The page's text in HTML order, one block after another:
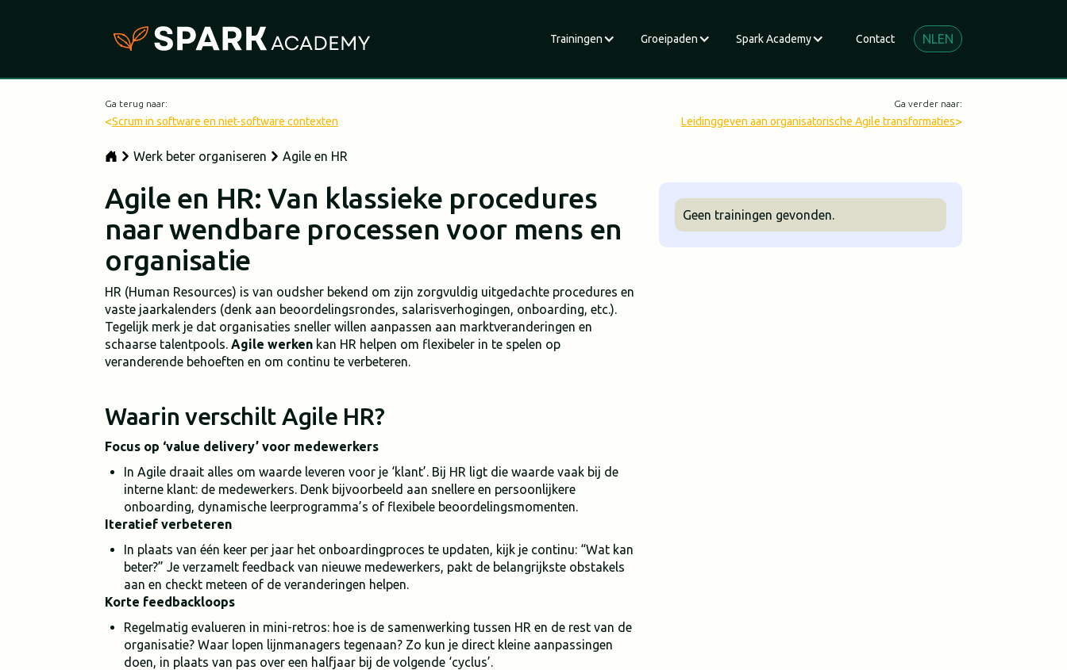
Trainingen Groeipaden Spark Academy Contact NLEN
Ga terug naar:
<Scrum in software en niet-software contexten
Ga verder naar:
Leidinggeven aan organisatorische Agile transformaties>
Werk beter organiseren Agile en HR
Agile en HR: Van klassieke procedures
naar wendbare processen voor mens en
organisatie
HR (Human Resources) is van oudsher bekend om zijn zorgvuldig uitgedachte procedures en
vaste jaarkalenders (denk aan beoordelingsrondes, salarisverhogingen, onboarding, etc.).
Tegelijk merk je dat organisaties sneller willen aanpassen aan marktveranderingen en
schaarse talentpools. Agile werken kan HR helpen om flexibeler in te spelen op
veranderende behoeften en om continu te verbeteren.
Waarin verschilt Agile HR?
Focus op ‘value delivery’ voor medewerkers
In Agile draait alles om waarde leveren voor je ‘klant’. Bij HR ligt die waarde vaak bij de
interne klant: de medewerkers. Denk bijvoorbeeld aan snellere en persoonlijkere
onboarding, dynamische leerprogramma’s of flexibele beoordelingsmomenten.
Iteratief verbeteren
In plaats van één keer per jaar het onboardingproces te updaten, kijk je continu: “Wat kan
beter?” Je verzamelt feedback van nieuwe medewerkers, pakt de belangrijkste obstakels
aan en checkt meteen of de veranderingen helpen.
Korte feedbackloops
Regelmatig evalueren in mini-retros: hoe is de samenwerking tussen HR en de rest van de
organisatie? Waar lopen lijnmanagers tegenaan? Zo kun je direct kleine aanpassingen
doen, in plaats van pas over een halfjaar bij de volgende ‘cyclus’.
Geen trainingen gevonden.